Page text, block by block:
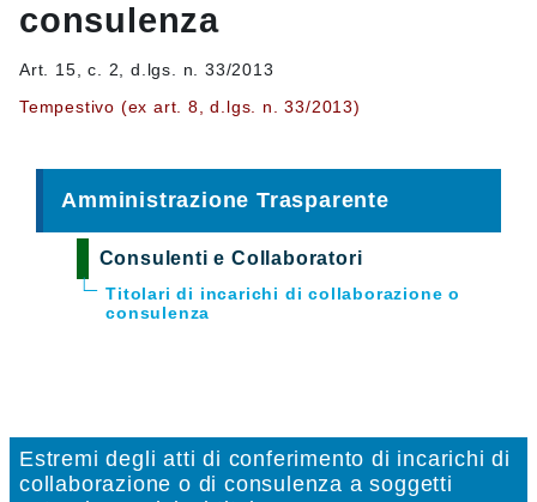
consulenza
Art. 15, c. 2, d.lgs. n. 33/2013
Tempestivo (ex art. 8, d.lgs. n. 33/2013)
Amministrazione Trasparente
Consulenti e Collaboratori
Titolari di incarichi di collaborazione o
consulenza
Estremi degli atti di conferimento di incarichi di
collaborazione o di consulenza a soggetti